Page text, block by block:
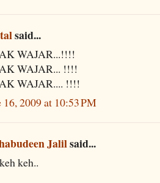
said...
WAJAR...!!!!
WAJAR... !!!!
WAJAR.... !!!!
16, 2009 at 10:53 PM
Jalilsaid...
keh..